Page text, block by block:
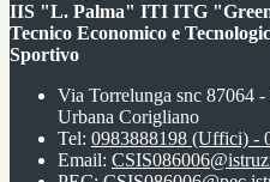
IIS "L. Palma" ITI ITG
Tecnico Economico e
Sportivo
Via Torrelunga snc 87064
Urbana Corigliano
Tel: 0983888198 (Uffici) -
Email: